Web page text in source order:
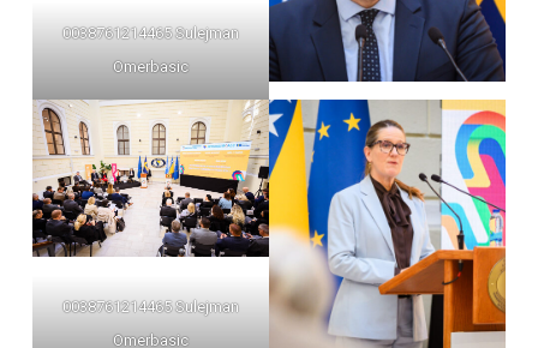
0038761214465 Sulejman
Omerbasic
0038761214465 Sulejman
Omerbasic